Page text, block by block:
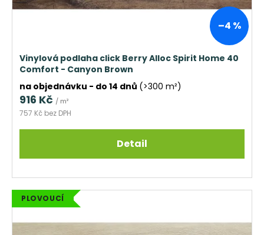
u
ů
–4 %
Vinylová podlaha click Berry Alloc Spirit Home 40
Comfort - Canyon Brown
na objednávku - do 14 dnů (>300 m²)
757 Kč bez DPH
916 Kč / m²
Detail
PLOVOUCÍ